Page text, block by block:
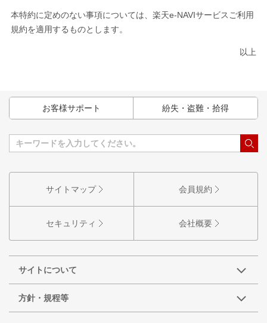
本特約に定めのない事項については、楽天e-NAVIサービスご利用
規約を適用するものとします。
以上
お客様サポート 紛失・盗難・拾得
サイトマップ 会員規約
セキュリティ 会社概要
サイトについて
方針・規程等